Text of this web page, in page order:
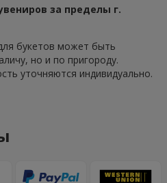
за пределы г.
букетов может быть
но и по пригороду.
уточняются индивидуально.